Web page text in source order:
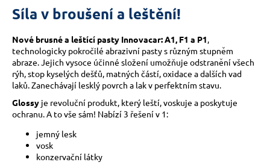
Síla v broušení a leštění!
Nové brusné a leštící pasty Innovacar: A1, F1 a P1,
technologicky pokročilé abrazivní pasty s různým stupněm
abraze. Jejich vysoce účinné složení umožňuje odstranění všech
rýh, stop kyselých dešťů, matných částí, oxidace a dalších vad
laků. Zanechávají lesklý povrch a lak v perfektním stavu.
Glossy je revoluční produkt, který leští, voskuje a poskytuje
ochranu. A to vše sám! Nabízí 3 řešení v 1:
jemný lesk
vosk
konzervační látky
t
ř
e
b
u
j
e
t